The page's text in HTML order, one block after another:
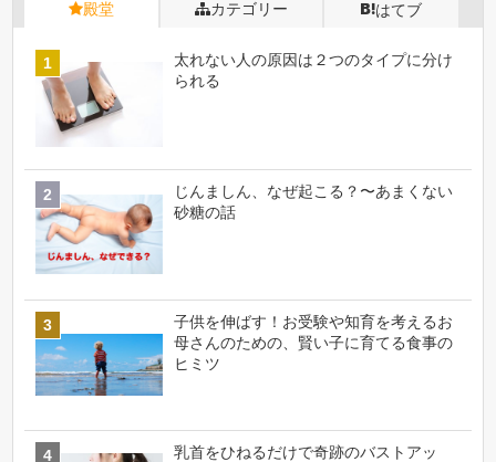
殿堂 カテゴリー はてブ
太れない人の原因は２つのタイプに分け
られる
じんましん、なぜ起こる？〜あまくない
砂糖の話
子供を伸ばす！お受験や知育を考えるお
母さんのための、賢い子に育てる食事の
ヒミツ
乳首をひねるだけで奇跡のバストアッ